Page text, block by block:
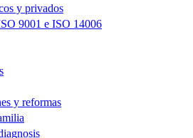
y privados
9001 e ISO 14006
y reformas